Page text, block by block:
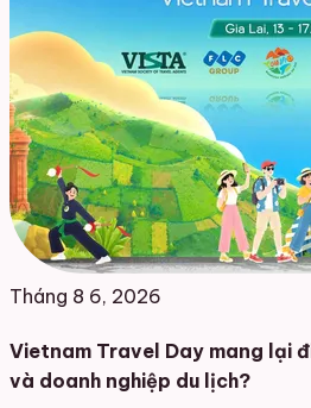
Tháng 8 6, 2026
Vietnam Travel Day mang lại
và doanh nghiệp du lịch?